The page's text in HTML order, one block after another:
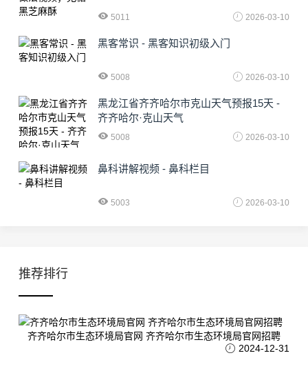
5011 2026-03-10
黑客常识 - 黑客知识初级入门
5008 2026-03-10
黑龙江省齐齐哈尔市克山天气预报15天 -
齐齐哈尔·克山天气
5008 2026-03-10
鼻科讲解视频 - 鼻科栏目
5003 2026-03-10
推荐排行
齐齐哈尔市生态环境局官网 齐齐哈尔市生态环境局官网招聘
2024-12-31